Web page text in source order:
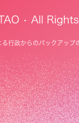
行政からのバックアップ